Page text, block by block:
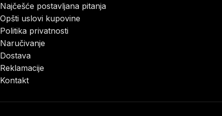
Najčešće postavljana pitanja
Opšti uslovi kupovine
Politika privatnosti
Naručivanje
Dostava
Reklamacije
Kontakt